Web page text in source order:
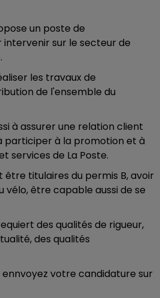
un poste de
sur le secteur de
les travaux de
de l'ensemble du
à assurer une relation client
participer à la promotion et à
services de La Poste.
être titulaires du permis B, avoir
vélo, être capable aussi de se
des qualités de rigueur,
des qualités
ennvoyez votre candidature sur